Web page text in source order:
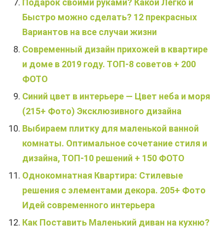
Подарок своими руками? Какой Легко и
Быстро можно сделать? 12 прекрасных
Вариантов на все случаи жизни
Современный дизайн прихожей в квартире
и доме в 2019 году. ТОП-8 советов + 200
ФОТО
Синий цвет в интерьере — Цвет неба и моря
(215+ Фото) Эксклюзивного дизайна
Выбираем плитку для маленькой ванной
комнаты. Оптимальное сочетание стиля и
дизайна, ТОП-10 решений + 150 ФОТО
Однокомнатная Квартира: Стилевые
решения с элементами декора. 205+ Фото
Идей современного интерьера
Как Поставить Маленький диван на кухню?